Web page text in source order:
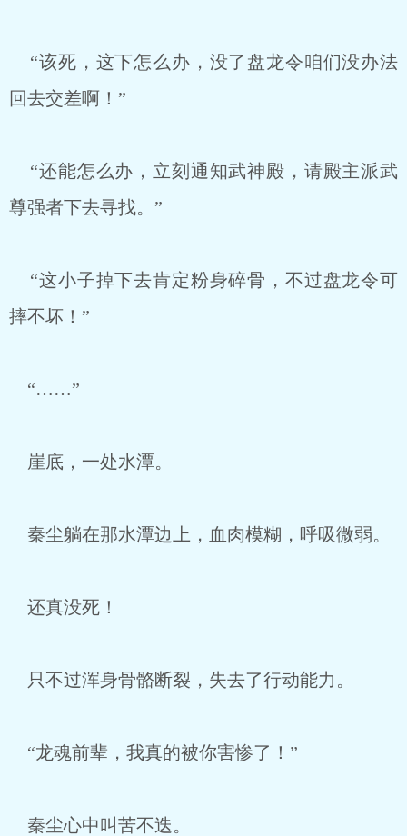
“该死，这下怎么办，没了盘龙令咱们没办法
回去交差啊！”
“还能怎么办，立刻通知武神殿，请殿主派武
尊强者下去寻找。”
“这小子掉下去肯定粉身碎骨，不过盘龙令可
摔不坏！”
“……”
崖底，一处水潭。
秦尘躺在那水潭边上，血肉模糊，呼吸微弱。
还真没死！
只不过浑身骨骼断裂，失去了行动能力。
“龙魂前辈，我真的被你害惨了！”
秦尘心中叫苦不迭。